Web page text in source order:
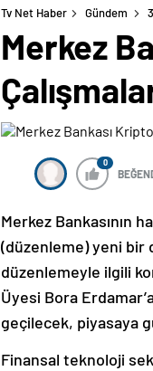
Tv Net Haber Gündem
Merkez
0
Merkez Bankasının
(düzenleme) yeni bir
düzenlemeyle ilgili
Üyesi Bora
geçilecek, piyasaya
Finansal teknoloji